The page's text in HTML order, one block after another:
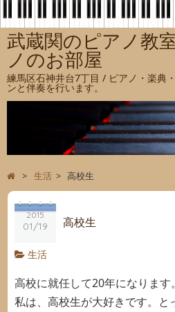
武蔵関のピアノ教
ノのお部屋
練馬区石神井台7丁目 / ピアノ・楽典
ンと伴奏を行います。
> 生活 > 高校生
2015
01/19 高校生
生活
高校に就任して20年になります。
私は、高校生が大好きです。と